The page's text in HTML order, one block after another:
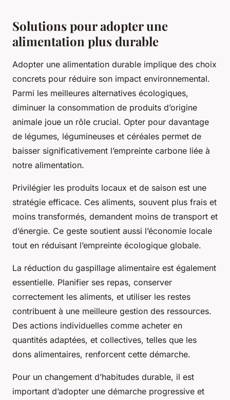
Solutions pour adopter une
alimentation plus durable
Adopter une alimentation durable implique des choix
concrets pour réduire son impact environnemental.
Parmi les meilleures alternatives écologiques,
diminuer la consommation de produits d’origine
animale joue un rôle crucial. Opter pour davantage
de légumes, légumineuses et céréales permet de
baisser significativement l’empreinte carbone liée à
notre alimentation.
Privilégier les produits locaux et de saison est une
stratégie efficace. Ces aliments, souvent plus frais et
moins transformés, demandent moins de transport et
d’énergie. Ce geste soutient aussi l’économie locale
tout en réduisant l’empreinte écologique globale.
La réduction du gaspillage alimentaire est également
essentielle. Planifier ses repas, conserver
correctement les aliments, et utiliser les restes
contribuent à une meilleure gestion des ressources.
Des actions individuelles comme acheter en
quantités adaptées, et collectives, telles que les
dons alimentaires, renforcent cette démarche.
Pour un changement d’habitudes durable, il est
important d’adopter une démarche progressive et